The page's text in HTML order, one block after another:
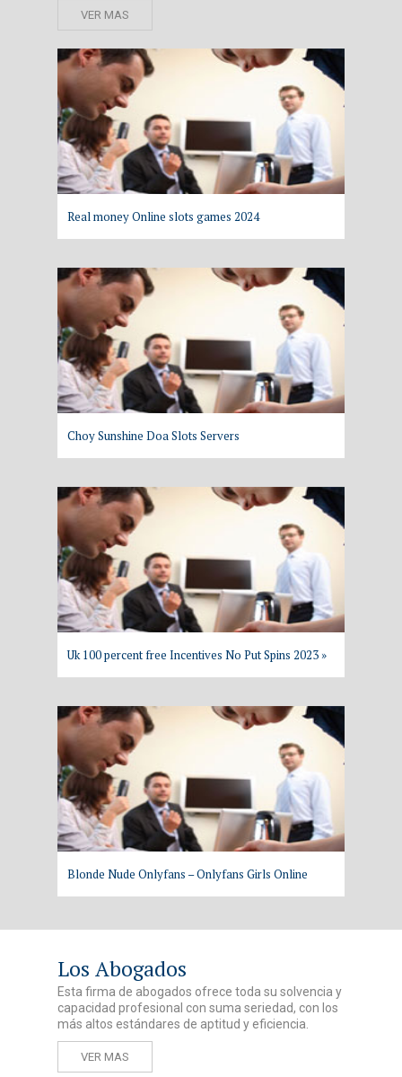
VER MAS
Real money Online slots games 2024
Choy Sunshine Doa Slots Servers
Uk 100 percent free Incentives No Put Spins 2023 »
Blonde Nude Onlyfans – Onlyfans Girls Online
Los Abogados
Esta firma de abogados ofrece toda su solvencia y
capacidad profesional con suma seriedad, con los
más altos estándares de aptitud y eficiencia.
VER MAS